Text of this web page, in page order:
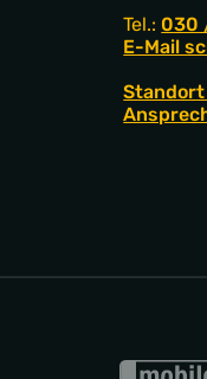
Tel.: 030
E-Mail
Standort